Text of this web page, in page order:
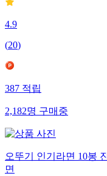
4.9
(20)
387적립
2,182명구매중
오뚜기 인기라면 10봉
면